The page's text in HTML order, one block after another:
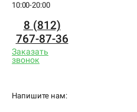
10:00-20:00
8 (812)
767-87-36
Заказать
звонок
Напишите нам: